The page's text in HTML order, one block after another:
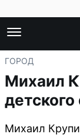
ГОРОД
Михаил
Михаил